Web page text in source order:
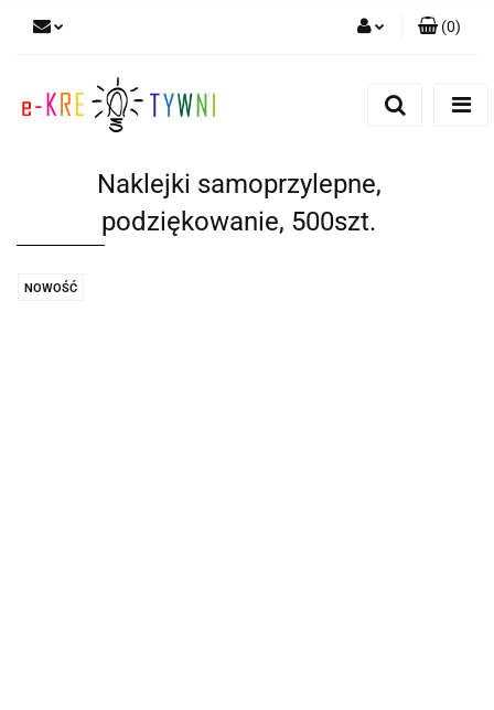
Zgody cookies
(0)
Naklejki samoprzylepne,
podziękowanie, 500szt.
NOWOŚĆ